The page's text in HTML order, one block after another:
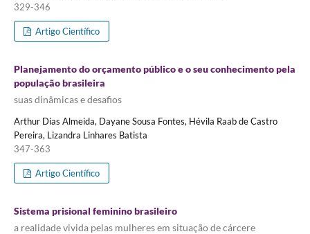
329-346
Artigo Científico
Planejamento do orçamento público e o seu conhecimento pela
população brasileira
suas dinâmicas e desafios
Arthur Dias Almeida, Dayane Sousa Fontes, Hévila Raab de Castro
Pereira, Lizandra Linhares Batista
347-363
Artigo Científico
Sistema prisional feminino brasileiro
a realidade vivida pelas mulheres em situação de cárcere